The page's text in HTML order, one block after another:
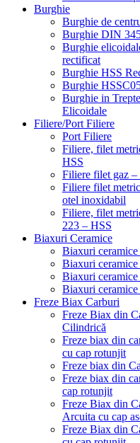
Burghie
Burghie de
Burghie DIN
Burghie
rectificat
Burghie HSS
Burghie
Burghie in
Elicoidale
Filiere/Port Filiere
Port Filiere
Filiere, filet
HSS
Filiere filet gaz
Filiere filet
otel inoxidabil
Filiere, filet
223 – HSS
Biaxuri Ceramice
Biaxuri
Biaxuri
Biaxuri
Biaxuri
Freze Biax Carburi
Freze Biax din
Cilindrică
Freze biax din
cu cap rotunjit
Freze biax din
Freze biax din
cap rotunjit
Freze Biax din
Arcuita cu cap
Freze Biax din